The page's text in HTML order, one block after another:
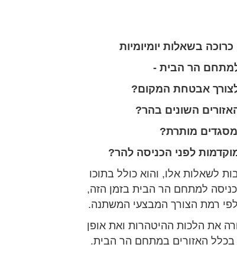
בשאלות יומיומיות
הר הבית -
אבטחת המקום?
השונים בהר?
מותרת?
לפני הכניסה להר?
לשאלות אלו, והוא כולל בתוכו
למתחם הר הבית בזמן הזה,
רמת הצורך המבצעי המשתנה.
את הלכות ההיטהרות ואת אופן
בכלל האזורים במתחם הר הבית.